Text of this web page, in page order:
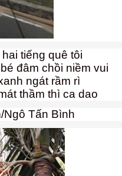
tiếng quê tôi
đâm chồi niềm vui
ngát rầm rì
thầm thì ca dao
Ngô Tấn Bình